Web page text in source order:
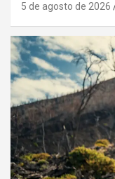
5 de agosto de 2026